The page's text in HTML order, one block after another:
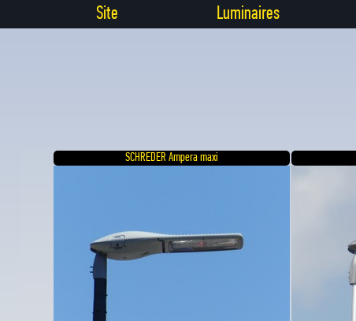
Site Luminaires
SCHREDER Ampera maxi